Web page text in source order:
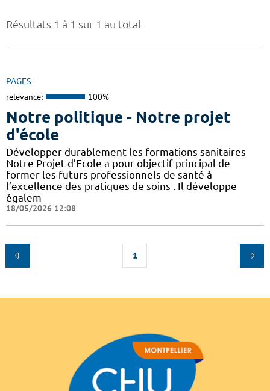
Résultats 1 à 1 sur 1 au total
PAGES
relevance: 100%
Notre politique - Notre projet
d'école
Développer durablement les formations sanitaires
Notre Projet d’Ecole a pour objectif principal de
former les futurs professionnels de santé à
l’excellence des pratiques de soins . Il développe
égalem
18/05/2026 12:08
1